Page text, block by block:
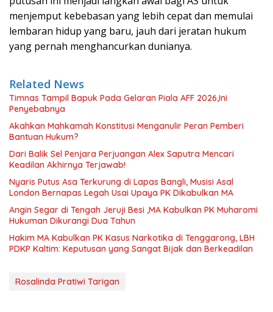
menjemput kebebasan yang lebih cepat dan memulai
lembaran hidup yang baru, jauh dari jeratan hukum
yang pernah menghancurkan dunianya.
Related News
Timnas Tampil Bapuk Pada Gelaran Piala AFF 2026,Ini
Penyebabnya
Akahkan Mahkamah Konstitusi Menganulir Peran Pemberi
Bantuan Hukum?
Dari Balik Sel Penjara Perjuangan Alex Saputra Mencari
Keadilan Akhirnya Terjawab!
Nyaris Putus Asa Terkurung di Lapas Bangli, Musisi Asal
London Bernapas Legah Usai Upaya PK Dikabulkan MA
Angin Segar di Tengah Jeruji Besi ,MA Kabulkan PK Muharomi
Hukuman Dikurangi Dua Tahun
Hakim MA Kabulkan PK Kasus Narkotika di Tenggarong, LBH
PDKP Kaltim: Keputusan yang Sangat Bijak dan Berkeadilan
Rosalinda Pratiwi Tarigan